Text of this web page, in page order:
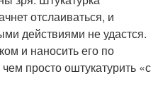
отслаиваться, и
действиями не удастся.
и наносить его по
просто оштукатурить «с